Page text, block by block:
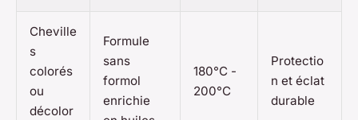
Cheville
s
colorés
ou
décolor
Formule
sans
formol
enrichie
180°C -
200°C
Protectio
n et éclat
durable